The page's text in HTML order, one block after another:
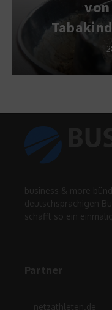
von
28.
business & more
deutschsprachigen
schafft so ein
Partner
netzathleten.de